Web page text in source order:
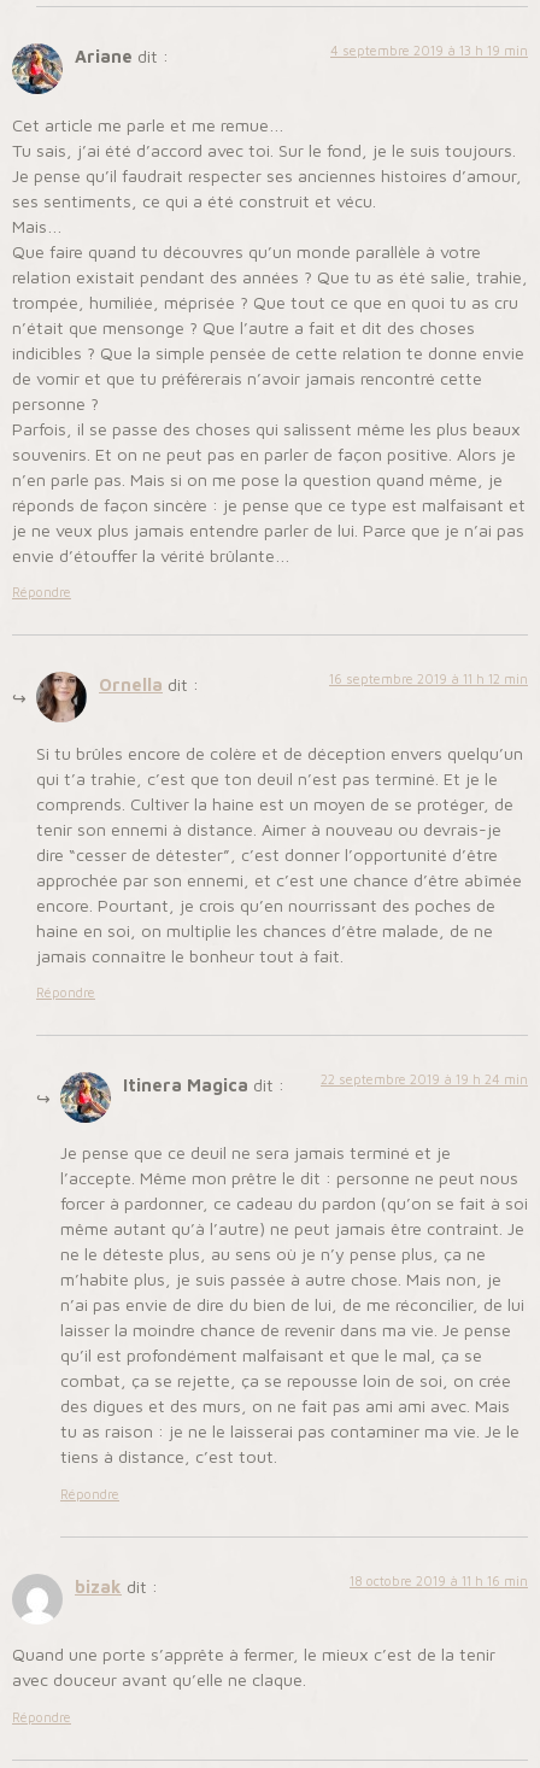
Ariane dit : 4 septembre 2019 à 13 h 19 min
Cet article me parle et me remue…
Tu sais, j’ai été d’accord avec toi. Sur le fond, je le suis toujours.
Je pense qu’il faudrait respecter ses anciennes histoires d’amour,
ses sentiments, ce qui a été construit et vécu.
Mais…
Que faire quand tu découvres qu’un monde parallèle à votre
relation existait pendant des années ? Que tu as été salie, trahie,
trompée, humiliée, méprisée ? Que tout ce que en quoi tu as cru
n’était que mensonge ? Que l’autre a fait et dit des choses
indicibles ? Que la simple pensée de cette relation te donne envie
de vomir et que tu préférerais n’avoir jamais rencontré cette
personne ?
Parfois, il se passe des choses qui salissent même les plus beaux
souvenirs. Et on ne peut pas en parler de façon positive. Alors je
n’en parle pas. Mais si on me pose la question quand même, je
réponds de façon sincère : je pense que ce type est malfaisant et
je ne veux plus jamais entendre parler de lui. Parce que je n’ai pas
envie d’étouffer la vérité brûlante…
Répondre
Ornella dit : 16 septembre 2019 à 11 h 12 min
Si tu brûles encore de colère et de déception envers quelqu’un
qui t’a trahie, c’est que ton deuil n’est pas terminé. Et je le
comprends. Cultiver la haine est un moyen de se protéger, de
tenir son ennemi à distance. Aimer à nouveau ou devrais-je
dire “cesser de détester”, c’est donner l’opportunité d’être
approchée par son ennemi, et c’est une chance d’être abîmée
encore. Pourtant, je crois qu’en nourrissant des poches de
haine en soi, on multiplie les chances d’être malade, de ne
jamais connaître le bonheur tout à fait.
Répondre
Itinera Magica dit : 22 septembre 2019 à 19 h 24 min
Je pense que ce deuil ne sera jamais terminé et je
l’accepte. Même mon prêtre le dit : personne ne peut nous
forcer à pardonner, ce cadeau du pardon (qu’on se fait à soi
même autant qu’à l’autre) ne peut jamais être contraint. Je
ne le déteste plus, au sens où je n’y pense plus, ça ne
m’habite plus, je suis passée à autre chose. Mais non, je
n’ai pas envie de dire du bien de lui, de me réconcilier, de lui
laisser la moindre chance de revenir dans ma vie. Je pense
qu’il est profondément malfaisant et que le mal, ça se
combat, ça se rejette, ça se repousse loin de soi, on crée
des digues et des murs, on ne fait pas ami ami avec. Mais
tu as raison : je ne le laisserai pas contaminer ma vie. Je le
tiens à distance, c’est tout.
Répondre
bizak dit : 18 octobre 2019 à 11 h 16 min
Quand une porte s’apprête à fermer, le mieux c’est de la tenir
avec douceur avant qu’elle ne claque.
Répondre